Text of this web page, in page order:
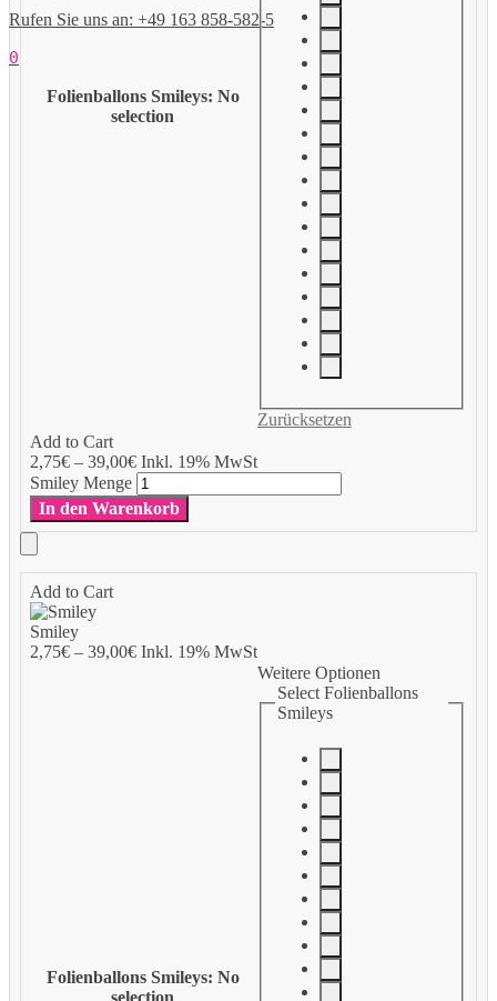
Rufen Sie uns an: +49 163 858-582-5
0
Add to Cart
2,75€– 39,00€Inkl. 19% MwSt
Folienballons Smileys: No
selection
Zurücksetzen
Smiley Menge
In den Warenkorb
Add to Cart
Smiley
2,75€– 39,00€Inkl. 19% MwSt
Folienballons Smileys: No
Weitere Optionen
Select Folienballons
Smileys